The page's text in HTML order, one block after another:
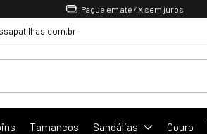
Pague em até 4X sem juros
Tamancos Sandálias Couro